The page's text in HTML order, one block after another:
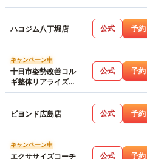
ハコジム八丁堀店 公式 予約
キャンペーン中
十日市姿勢改善コル
ギ整体リアライズ
【パーソナルジムリ
公式 予約
ビヨンド広島店 公式 予約
キャンペーン中
エクササイズコーチ
公式 予約